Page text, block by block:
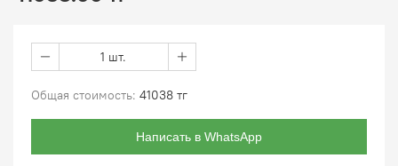
1 шт.
Общая стоимость: 41038 тг
Написать в WhatsApp